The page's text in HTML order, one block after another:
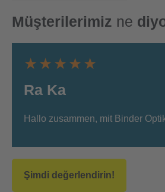
Müşterilerimiz ne
Ra Ka
★★★★★
Hallo zusammen, mit Binder
Şimdi değerlendirin!